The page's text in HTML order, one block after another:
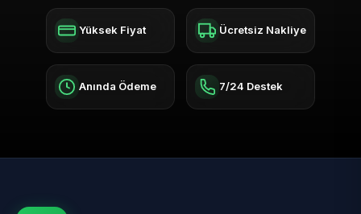
Yüksek Fiyat Ücretsiz Nakliye
Anında Ödeme 7/24 Destek